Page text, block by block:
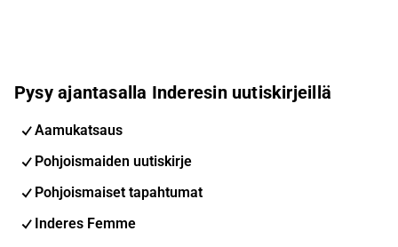
Pysy ajantasalla Inderesin uutiskirjeillä
Aamukatsaus
Pohjoismaiden uutiskirje
Pohjoismaiset tapahtumat
Inderes Femme